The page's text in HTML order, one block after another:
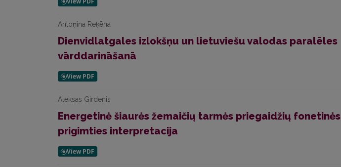
Antoņina Reķēna
Dienvidlatgales izlokšņu un lietuviešu valodas paralēles
vārddarināšanā
Aleksas Girdenis
Energetinė šiaurės žemaičių tarmės priegaidžių fonetinės
prigimties interpretacija